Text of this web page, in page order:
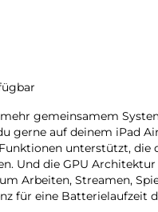
gemeinsamem
gerne auf deinem iPad
unterstützt, die
Und die GPU
Arbeiten, Streamen,
für eine Batterielaufzeit